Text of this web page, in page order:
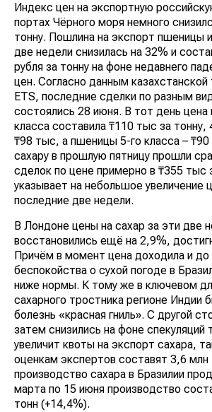
Индекс цен на экспортную
портах Чёрного моря немного
тонну. Пошлина на экспорт пшеницы
две недели снизилась на 32% и
рубля за тонну на фоне недавнего
цен. Согласно данным
ETS, последние сделки по разным
состоялись 28 июня. В тот день
класса составила ₸110 тыс за тонну,
₸98 тыс, а пшеницы 5-го класса –
сахару в прошлую пятницу прошли
сделок по цене примерно в ₸355 тыс
указывает на небольшое увеличение
последние две недели.
В Лондоне цены на сахар за эти две
восстановились ещё на 2,9%,
Причём в момент цена доходила и
беспокойства о сухой погоде в
ниже нормы. К тому же в ключевом
сахарного тростника регионе Индии
болезнь «красная гниль». С другой
затем снизились на фоне спекуляций
увеличит квоты на экспорт сахара,
оценкам экспертов составят 3,6
производство сахара в Бразилии
марта по 15 июня производство
тонн (+14,4%).